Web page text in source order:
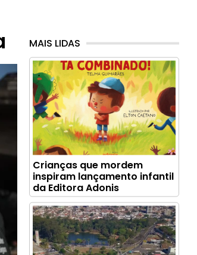
MAIS LIDAS
Crianças que mordem
inspiram lançamento infantil
da Editora Adonis